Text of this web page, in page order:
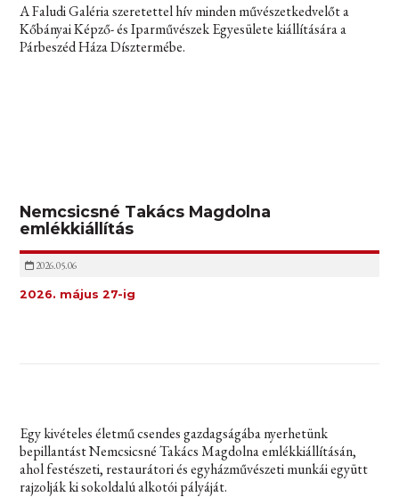
A Faludi Galéria szeretettel hív minden művészetkedvelőt a
Kőbányai Képző- és Iparművészek Egyesülete kiállítására a
Párbeszéd Háza Dísztermébe.
Nemcsicsné Takács Magdolna
emlékkiállítás
2026.05.06
2026. május 27-ig
Egy kivételes életmű csendes gazdagságába nyerhetünk
bepillantást Nemcsicsné Takács Magdolna emlékkiállításán,
ahol festészeti, restaurátori és egyházművészeti munkái együtt
rajzolják ki sokoldalú alkotói pályáját.